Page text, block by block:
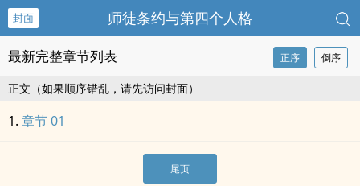
封面 师徒条约与第四个人格
最新完整章节列表 正序 倒序
正文（如果顺序错乱，请先访问封面）
章节 01
尾页